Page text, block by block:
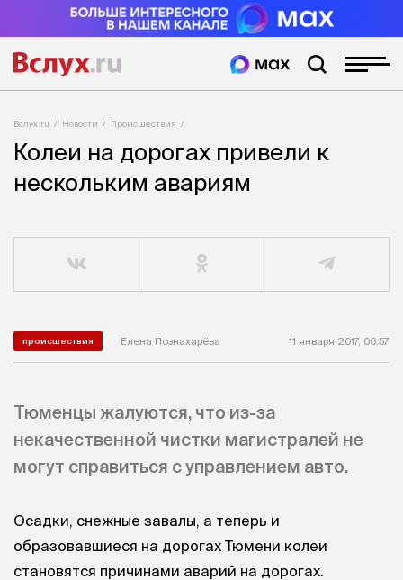
Вслух.ru Новости Происшествия
Колеи на дорогах привели к
нескольким авариям
происшествия Елена Познахарёва 11 января 2017, 06:57
Тюменцы жалуются, что из-за
некачественной чистки магистралей не
могут справиться с управлением авто.
Осадки, снежные завалы, а теперь и
образовавшиеся на дорогах Тюмени колеи
становятся причинами аварий на дорогах.